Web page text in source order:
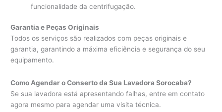
funcionalidade da centrifugação.
Garantia e Peças Originais
Todos os serviços são realizados com peças originais e
garantia, garantindo a máxima eficiência e segurança do seu
equipamento.
Como Agendar o Conserto da Sua Lavadora Sorocaba?
Se sua lavadora está apresentando falhas, entre em contato
agora mesmo para agendar uma visita técnica.